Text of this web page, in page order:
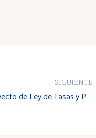
SIGUIENTE
Dictamen sobre el Anteproyecto de Ley de Tasas y Precios Públicos de la Comunidad Autónoma de La Rioja